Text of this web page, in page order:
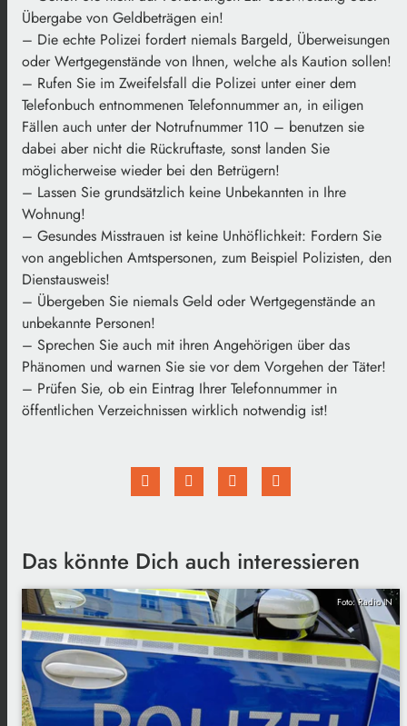
Übergabe von Geldbeträgen ein!
– Die echte Polizei fordert niemals Bargeld, Überweisungen
oder Wertgegenstände von Ihnen, welche als Kaution sollen!
– Rufen Sie im Zweifelsfall die Polizei unter einer dem
Telefonbuch entnommenen Telefonnummer an, in eiligen
Fällen auch unter der Notrufnummer 110 – benutzen sie
dabei aber nicht die Rückruftaste, sonst landen Sie
möglicherweise wieder bei den Betrügern!
– Lassen Sie grundsätzlich keine Unbekannten in Ihre
Wohnung!
– Gesundes Misstrauen ist keine Unhöflichkeit: Fordern Sie
von angeblichen Amtspersonen, zum Beispiel Polizisten, den
Dienstausweis!
– Übergeben Sie niemals Geld oder Wertgegenstände an
unbekannte Personen!
– Sprechen Sie auch mit ihren Angehörigen über das
Phänomen und warnen Sie sie vor dem Vorgehen der Täter!
– Prüfen Sie, ob ein Eintrag Ihrer Telefonnummer in
öffentlichen Verzeichnissen wirklich notwendig ist!
Das könnte Dich auch interessieren
Foto: Radio IN